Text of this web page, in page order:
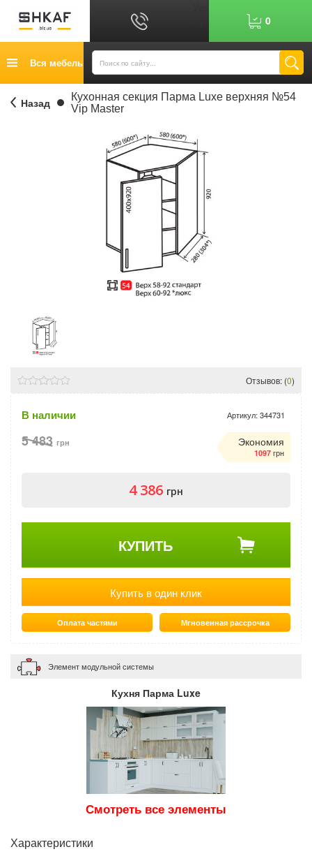
0 6 7 Показати номер
0
Вся мебель
Назад
Кухонная секция Парма Luxe верхняя №54
Vip Master
Отзывов: (0)
В наличии Артикул: 344731
5 483 грн Экономия
1097 грн
4 386 грн
КУПИТЬ
Купить в один клик
Оплата частями Мгновенная рассрочка
Элемент модульной системы
Кухня Парма Luxe
Смотреть все элементы
Характеристики